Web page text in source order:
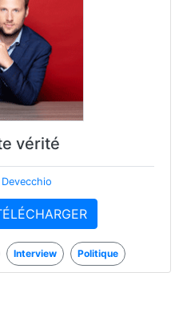
vérité
Interview Politique